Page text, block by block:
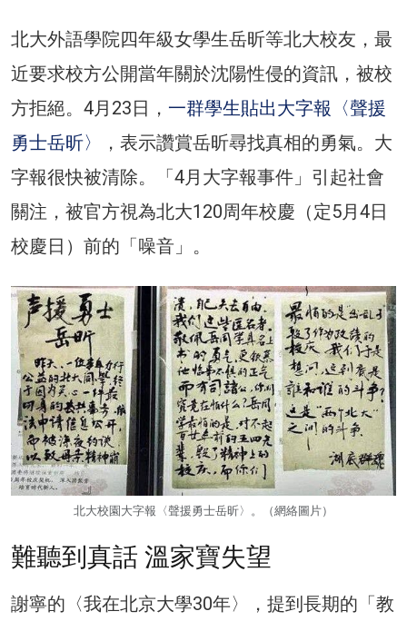
北大外語學院四年級女學生岳昕等北大校友，最
近要求校方公開當年關於沈陽性侵的資訊，被校
方拒絕。4月23日， 一群學生貼出大字報〈聲援
勇士岳昕〉
，表示讚賞岳昕尋找真相的勇氣。大
字報很快被清除。「4月大字報事件」引起社會
關注，被官方視為北大120周年校慶（定5月4日
校慶日）前的「噪音」。
北大校園大字報〈聲援勇士岳昕〉。（網絡圖片）
難聽到真話 溫家寶失望
謝寧的〈我在北京大學30年〉，提到長期的「教